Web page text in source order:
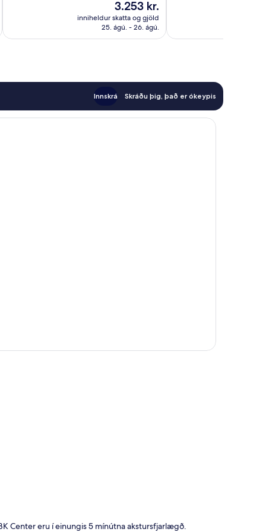
Verðið
er
3.253 kr.
3.253 kr.
inniheldur skatta og gjöld
25. ágú. - 26. ágú.
Innskrá Skráðu þig, það er ókeypis
Center eru í einungis 5 mínútna akstursfjarlægð.